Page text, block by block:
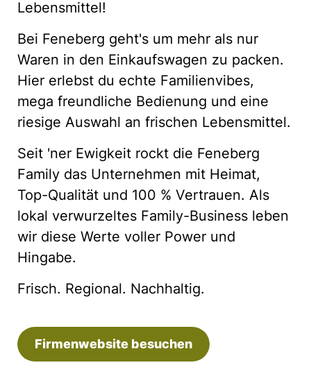
Lebensmittel!
Bei Feneberg geht's um mehr als nur
Waren in den Einkaufswagen zu packen.
Hier erlebst du echte Familienvibes,
mega freundliche Bedienung und eine
riesige Auswahl an frischen Lebensmittel.
Seit 'ner Ewigkeit rockt die Feneberg
Family das Unternehmen mit Heimat,
Top-Qualität und 100 % Vertrauen. Als
lokal verwurzeltes Family-Business leben
wir diese Werte voller Power und
Hingabe.
Frisch. Regional. Nachhaltig.
Firmenwebsite besuchen